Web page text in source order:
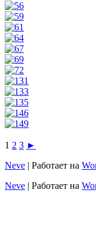
1 2 3 ►
Neve | Работает на
Neve | Работает на